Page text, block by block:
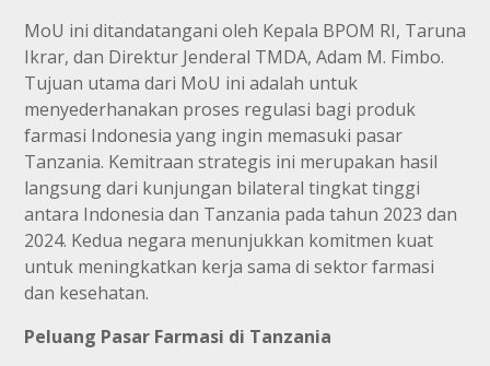
MoU ini ditandatangani oleh Kepala BPOM RI, Taruna
Ikrar, dan Direktur Jenderal TMDA, Adam M. Fimbo.
Tujuan utama dari MoU ini adalah untuk
menyederhanakan proses regulasi bagi produk
farmasi Indonesia yang ingin memasuki pasar
Tanzania. Kemitraan strategis ini merupakan hasil
langsung dari kunjungan bilateral tingkat tinggi
antara Indonesia dan Tanzania pada tahun 2023 dan
2024. Kedua negara menunjukkan komitmen kuat
untuk meningkatkan kerja sama di sektor farmasi
dan kesehatan.
Peluang Pasar Farmasi di Tanzania